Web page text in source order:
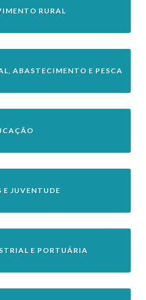
RURAL
ABASTECIMENTO E PESCA
E JUVENTUDE
E PORTUÁRIA